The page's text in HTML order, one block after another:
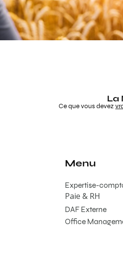
La
Ce que vous devez
Menu
Expertise-
DAF Externe
Office
Paie & RH